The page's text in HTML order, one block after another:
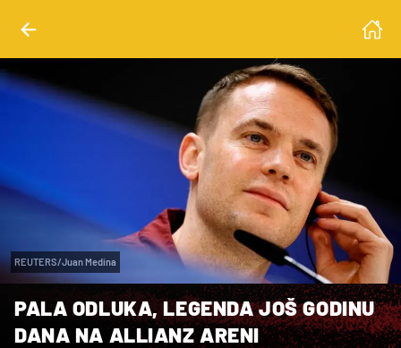
REUTERS/Juan Medina
PALA ODLUKA, LEGENDA JOŠ GODINU
DANA NA ALLIANZ ARENI